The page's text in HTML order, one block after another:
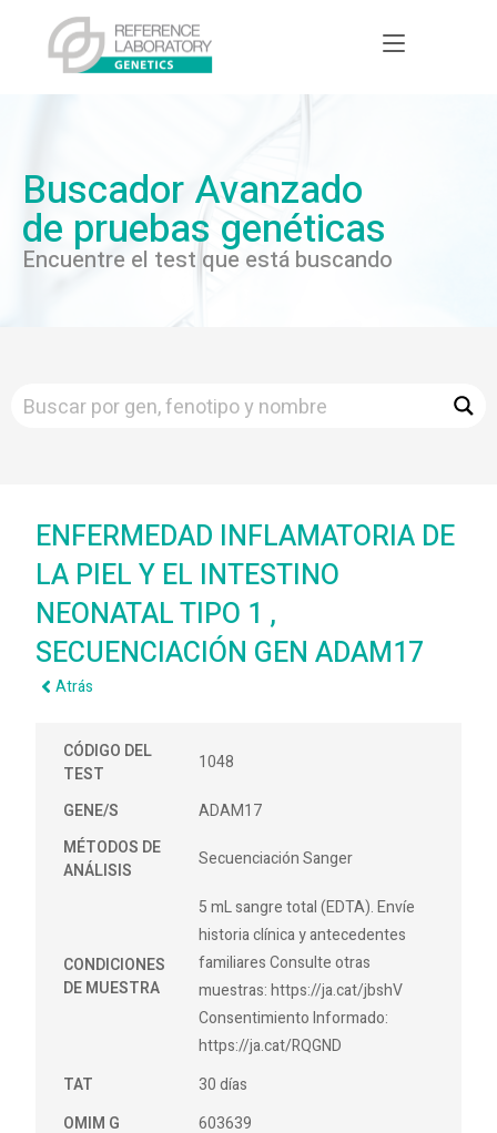
Buscador Avanzado
de pruebas genéticas
Encuentre el test que está buscando
ENFERMEDAD INFLAMATORIA DE
LA PIEL Y EL INTESTINO
NEONATAL TIPO 1 ,
SECUENCIACIÓN GEN ADAM17
Atrás
CÓDIGO DEL
TEST
1048
GENE/S
ADAM17
MÉTODOS DE
ANÁLISIS
Secuenciación Sanger
CONDICIONES
DE MUESTRA
5 mL sangre total (EDTA). Envíe
historia clínica y antecedentes
familiares Consulte otras
muestras: https://ja.cat/jbshV
Consentimiento Informado:
https://ja.cat/RQGND
TAT
30 días
OMIM G
603639